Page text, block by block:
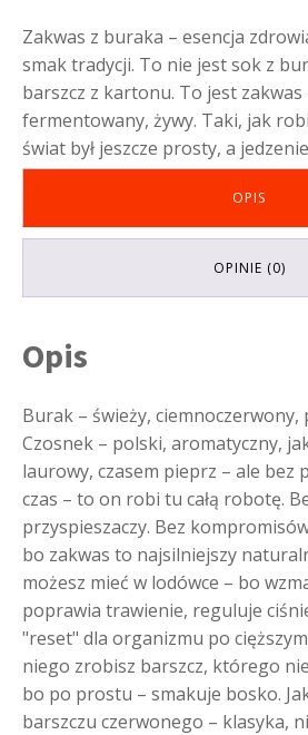
Zakwas z buraka – esencja
smak tradycji. To nie jest sok z
barszcz z kartonu. To jest zakwas
fermentowany, żywy. Taki, jak
świat był jeszcze prosty, a
OPIS
OPINIE (0)
Opis
Burak – świeży, ciemnoczerwony,
Czosnek – polski, aromatyczny,
laurowy, czasem pieprz – ale bez
czas – to on robi tu całą robotę.
przyspieszaczy. Bez
bo zakwas to najsilniejszy
możesz mieć w lodówce – bo
poprawia trawienie, reguluje
"reset" dla organizmu po
niego zrobisz barszcz, którego
bo po prostu – smakuje bosko.
barszczu czerwonego – klasyka,